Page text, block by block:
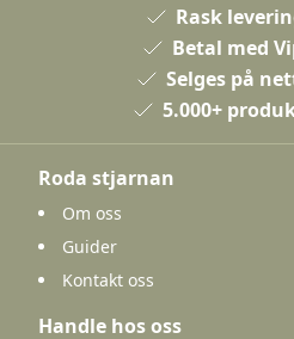
Rask
Betal med
Selges på
5.000+
Roda stjarnan
Om oss
Guider
Kontakt oss
Handle hos oss